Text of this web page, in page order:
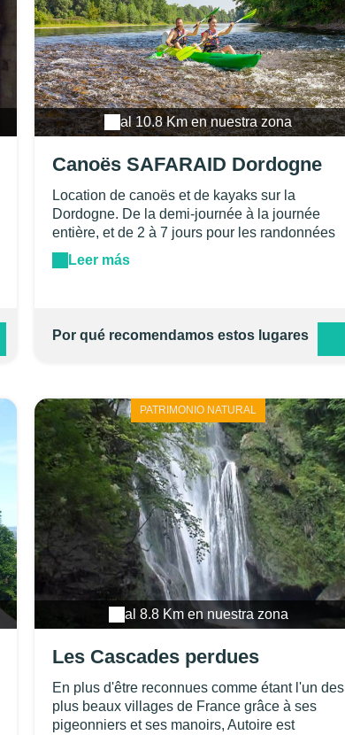
al 10.8 Km en nuestra zona
Canoës SAFARAID Dordogne
Location de canoës et de kayaks sur la
Dordogne. De la demi-journée à la journée
entière, et de 2 à 7 jours pour les randonnées
itinérantes.Parcours de 120km au total,
d'Argentat en Corrèze jusqu'à Beynac en
Groupement "Canoë France" et de la
FNPLCK.
Leer más
Por qué recomendamos estos lugares
PATRIMONIO NATURAL
al 8.8 Km en nuestra zona
Les Cascades perdues
En plus d'être reconnues comme étant l'un des
plus beaux villages de France grâce à ses
pigeonniers et ses manoirs, Autoire est